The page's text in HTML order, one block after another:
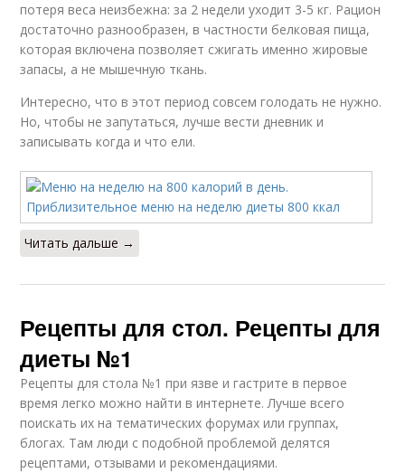
потеря веса неизбежна: за 2 недели уходит 3-5 кг. Рацион
достаточно разнообразен, в частности белковая пища,
которая включена позволяет сжигать именно жировые
запасы, а не мышечную ткань.
Интересно, что в этот период совсем голодать не нужно.
Но, чтобы не запутаться, лучше вести дневник и
записывать когда и что ели.
Читать дальше →
Рецепты для стол. Рецепты для
диеты №1
Рецепты для стола №1 при язве и гастрите в первое
время легко можно найти в интернете. Лучше всего
поискать их на тематических форумах или группах,
блогах. Там люди с подобной проблемой делятся
рецептами, отзывами и рекомендациями.